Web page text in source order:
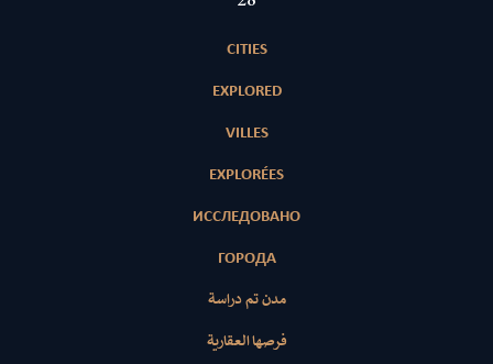
CITIES
EXPLORED
VILLES
EXPLORÉES
ИССЛЕДОВАНО
ГОРОДА
مدن تم دراسة
فرصها العقارية